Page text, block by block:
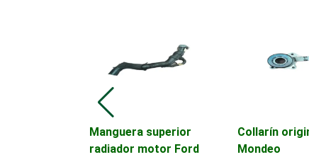
Asociaciones
Autobuses
Manguera superior
radiador motor Ford
Collarín
Mondeo